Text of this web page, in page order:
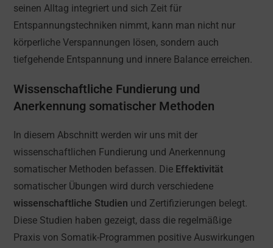
seinen Alltag integriert und sich Zeit für
Entspannungstechniken nimmt, kann man nicht nur
körperliche Verspannungen lösen, sondern auch
tiefgehende Entspannung und innere Balance erreichen.
Wissenschaftliche Fundierung und
Anerkennung somatischer Methoden
In diesem Abschnitt werden wir uns mit der
wissenschaftlichen Fundierung und Anerkennung
somatischer Methoden befassen. Die Effektivität
somatischer Übungen wird durch verschiedene
wissenschaftliche Studien und Zertifizierungen belegt.
Diese Studien haben gezeigt, dass die regelmäßige
Praxis von Somatik-Programmen positive Auswirkungen